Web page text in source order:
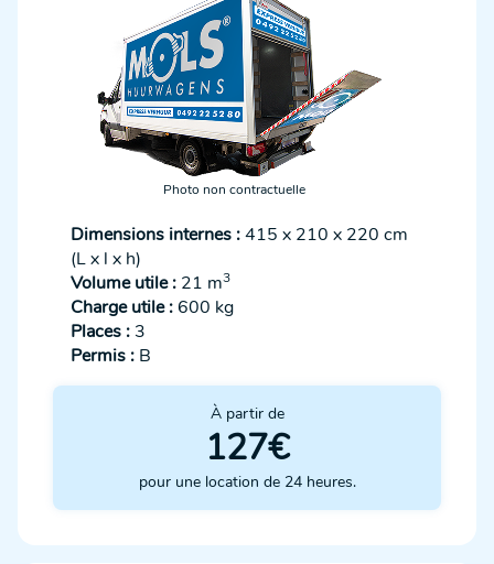
Photo non contractuelle
Dimensions internes :415 x 210 x 220 cm
(L x l x h)
Volume utile : 21 m3
Charge utile :600 kg
Places : 3
Permis : B
À partir de
127€
pour une location de 24 heures.